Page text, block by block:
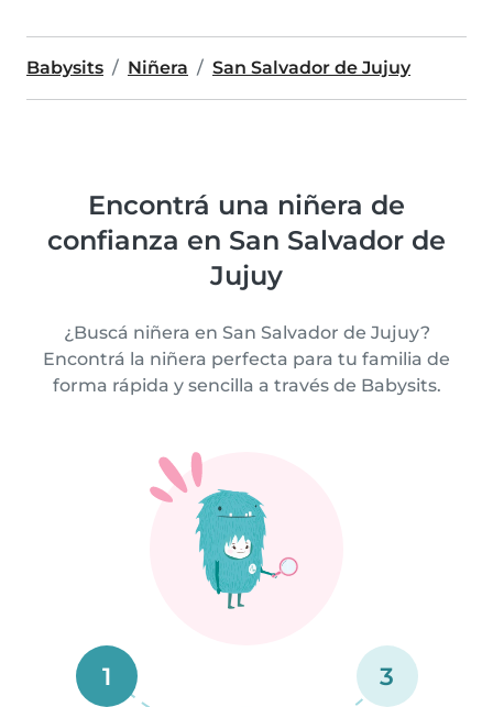
Babysits Niñera San Salvador de Jujuy
Encontrá una niñera de
confianza en San Salvador de
Jujuy
¿Buscá niñera en San Salvador de Jujuy?
Encontrá la niñera perfecta para tu familia de
forma rápida y sencilla a través de Babysits.
1 3